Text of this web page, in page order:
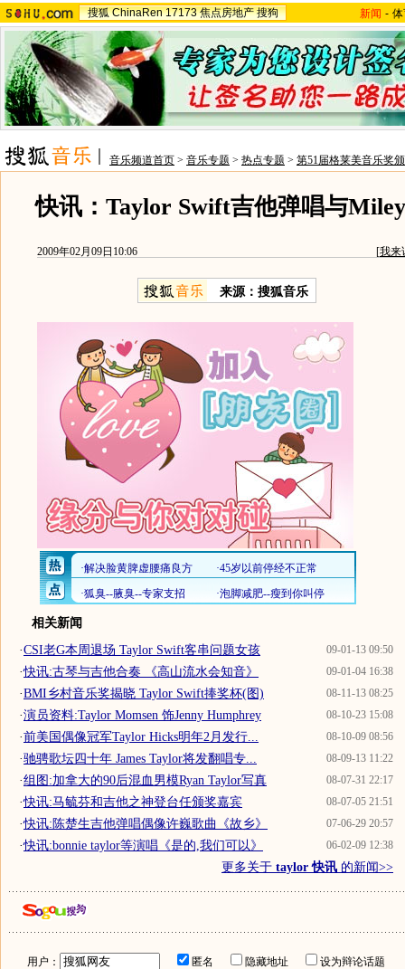
搜狐 ChinaRen 17173 焦点房地产 搜狗 新闻 -
音乐频道首页 > 音乐专题 > 热点专题 > 第51届格莱美音乐奖
快讯：Taylor Swift吉他弹唱与
2009年02月09日10:06 [我来
来源：搜狐音乐
相关新闻
09-01-13 09:50
·CSI老G本周退场 Taylor Swift客串问题女孩
09-01-04 16:38
·快讯:古琴与吉他合奏 《高山流水会知音》
08-11-13 08:25
·BMI乡村音乐奖揭晓 Taylor Swift捧奖杯(图)
08-10-23 15:08
·演员资料:Taylor Momsen 饰Jenny Humphrey
08-10-09 08:56
·前美国偶像冠军Taylor Hicks明年2月发行...
08-09-13 11:22
·驰骋歌坛四十年 James Taylor将发翻唱专...
08-07-31 22:17
·组图:加拿大的90后混血男模Ryan Taylor写真
08-07-05 21:51
·快讯:马毓芬和吉他之神登台任颁奖嘉宾
07-06-29 20:57
·快讯:陈楚生吉他弹唱偶像许巍歌曲《故乡》
06-02-09 12:38
·快讯:bonnie taylor等演唱《是的,我们可以》
更多关于 taylor 快讯 的新闻>>
用户： 匿名 隐藏地址
设为辩论话题